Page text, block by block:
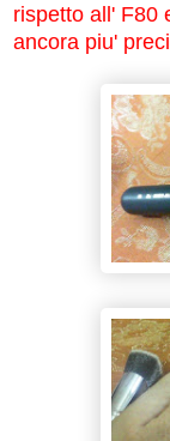
rispetto all' F80
ancora piu'